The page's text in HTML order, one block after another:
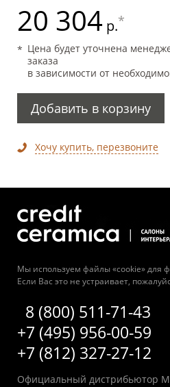
20 304 р.*
Цена будет уточнена
заказа
в зависимости от
Добавить в корзину
Хочу купить, перезвоните
Мы используем файлы «cookie» для
Если Вас это не устраивает,
8 (800) 511-71-43
+7 (495) 956-00-59
+7 (812) 327-27-12
Официальный дистрибьютор